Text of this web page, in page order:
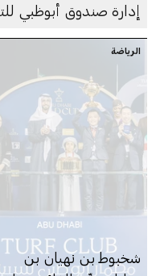
إدارة صندوق أبوظبي
الرياضة
شخبوط بن نهيان بن